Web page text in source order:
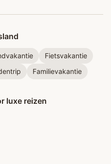
Fietsvakantie
Familievakantie
luxe reizen